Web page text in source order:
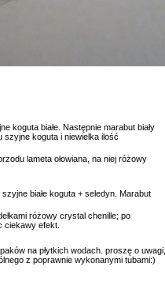
koguta białe. Następnie marabut biały
szyjne koguta i niewielka ilość
lameta ołowiana, na niej różowy
białe koguta + seledyn. Marabut
różowy crystal chenille; po
ciekawy efekt.
na płytkich wodach. proszę o uwagi,
z poprawnie wykonanymi tubami:)